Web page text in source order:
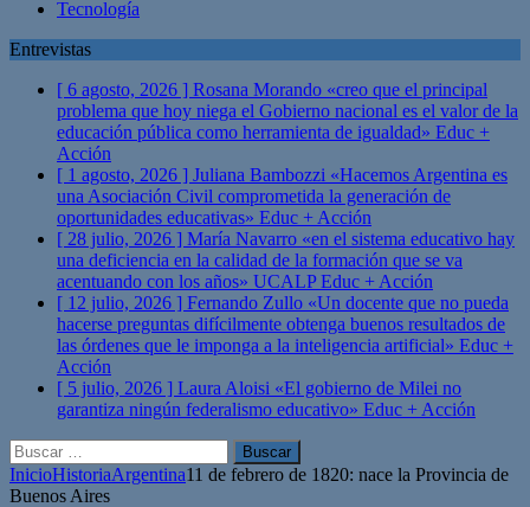
Tecnología
Entrevistas
[ 6 agosto, 2026 ] Rosana Morando «creo que el principal
problema que hoy niega el Gobierno nacional es el valor de la
educación pública como herramienta de igualdad» Educ +
Acción
[ 1 agosto, 2026 ] Juliana Bambozzi «Hacemos Argentina es
una Asociación Civil comprometida la generación de
oportunidades educativas» Educ + Acción
[ 28 julio, 2026 ] María Navarro «en el sistema educativo hay
una deficiencia en la calidad de la formación que se va
acentuando con los años» UCALPEduc + Acción
[ 12 julio, 2026 ] Fernando Zullo «Un docente que no pueda
hacerse preguntas difícilmente obtenga buenos resultados de
las órdenes que le imponga a la inteligencia artificial» Educ +
Acción
[ 5 julio, 2026 ] Laura Aloisi «El gobierno de Milei no
garantiza ningún federalismo educativo» Educ + Acción
Buscar:
InicioHistoriaArgentina11 de febrero de 1820: nace la Provincia de
Buenos Aires